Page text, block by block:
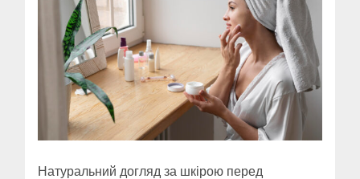
Натуральний догляд за шкірою перед